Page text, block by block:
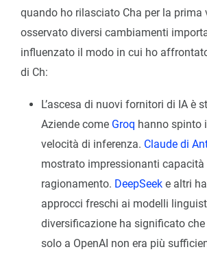
quando ho rilasciato Cha per la prima
osservato diversi cambiamenti
influenzato il modo in cui ho
di Ch:
L’ascesa di nuovi fornitori di IA è
Aziende come Groq hanno spinto
velocità di inferenza. Claude di
mostrato impressionanti capacità
ragionamento. DeepSeek e altri
approcci freschi ai modelli
diversificazione ha significato che
solo a OpenAI non era più